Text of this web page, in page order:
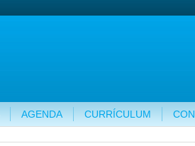
AGENDA CURRÍCULUM